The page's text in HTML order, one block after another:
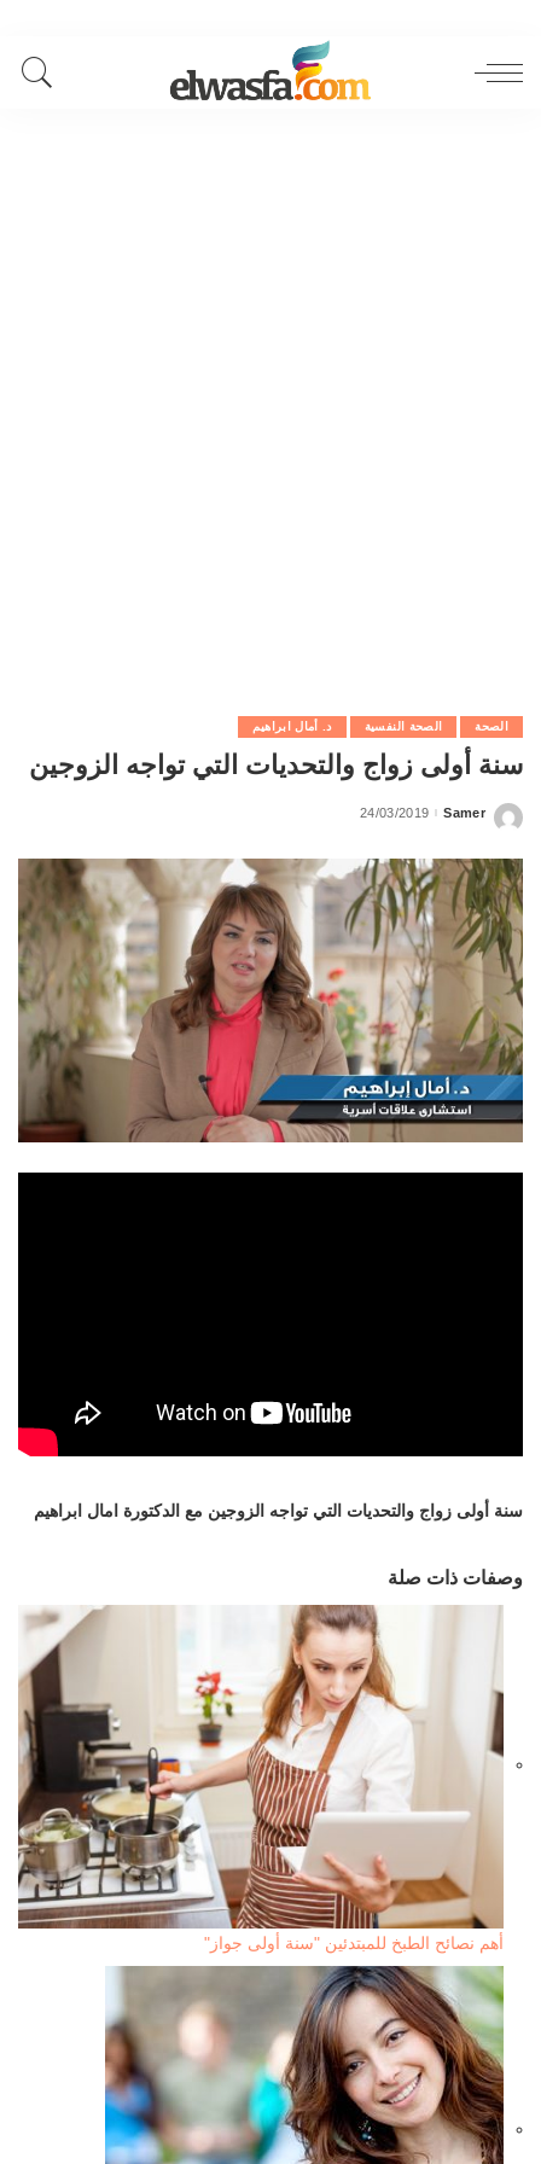
الصحة الصحة النفسية د. أمال ابراهيم
سنة أولى زواج والتحديات التي تواجه الزوجين
Posted
Samer
24/03/2019
سنة أولى زواج والتحديات التي تواجه الزوجين مع الدكتورة امال ابراهيم
وصفات ذات صلة
أهم نصائح الطبخ للمبتدئين "سنة أولى جواز"